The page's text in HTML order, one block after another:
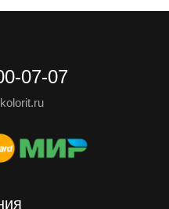
07-07